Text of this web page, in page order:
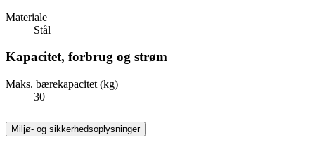
Materiale
Stål
Kapacitet, forbrug og strøm
Maks. bærekapacitet (kg)
30
Miljø- og sikkerhedsoplysninger